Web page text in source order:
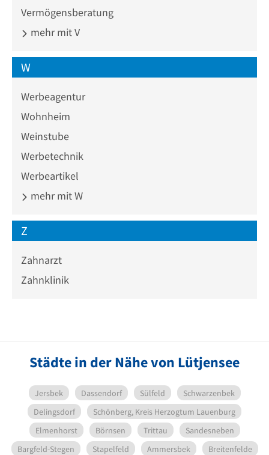
Vermögensberatung
mehr mit V
W
Werbeagentur
Wohnheim
Weinstube
Werbetechnik
Werbeartikel
mehr mit W
Z
Zahnarzt
Zahnklinik
Städte in der Nähe von Lütjensee
Jersbek Dassendorf Sülfeld
Schwarzenbek
Delingsdorf
Schönberg, Kreis Herzogtum Lauenburg
Elmenhorst
Börnsen Trittau
Sandesneben
Bargfeld-Stegen
Stapelfeld Ammersbek
Breitenfelde